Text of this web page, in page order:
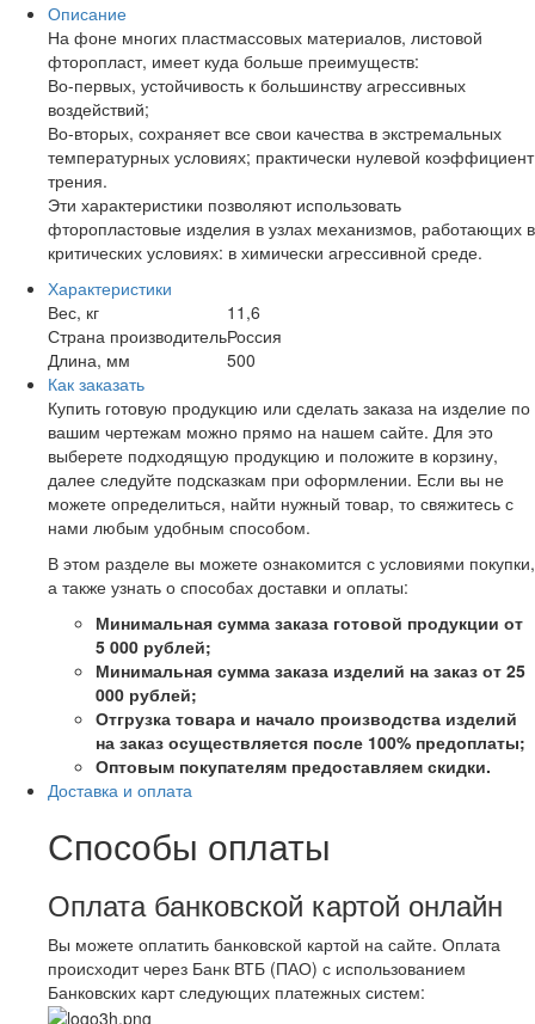
Описание
На фоне многих пластмассовых материалов, листовой
фторопласт, имеет куда больше преимуществ:
Во-первых, устойчивость к большинству агрессивных
воздействий;
Во-вторых, сохраняет все свои качества в экстремальных
температурных условиях; практически нулевой коэффициент
трения.
Эти характеристики позволяют использовать
фторопластовые изделия в узлах механизмов, работающих в
критических условиях: в химически агрессивной среде.
Характеристики
Вес, кг
11,6
Страна производительРоссия
Длина, мм
500
Как заказать
Купить готовую продукцию или сделать заказа на изделие по
вашим чертежам можно прямо на нашем сайте. Для это
выберете подходящую продукцию и положите в корзину,
далее следуйте подсказкам при оформлении. Если вы не
можете определиться, найти нужный товар, то свяжитесь с
нами любым удобным способом.
В этом разделе вы можете ознакомится с условиями покупки,
а также узнать о способах доставки и оплаты:
Минимальная сумма заказа готовой продукции от
5 000 рублей;
Минимальная сумма заказа изделий на заказ от 25
000 рублей;
Отгрузка товара и начало производства изделий
на заказ осуществляется после 100% предоплаты;
Оптовым покупателям предоставляем скидки.
Доставка и оплата
Способы оплаты
Оплата банковской картой онлайн
Вы можете оплатить банковской картой на сайте. Оплата
происходит через Банк ВТБ (ПАО) с использованием
Банковских карт следующих платежных систем: